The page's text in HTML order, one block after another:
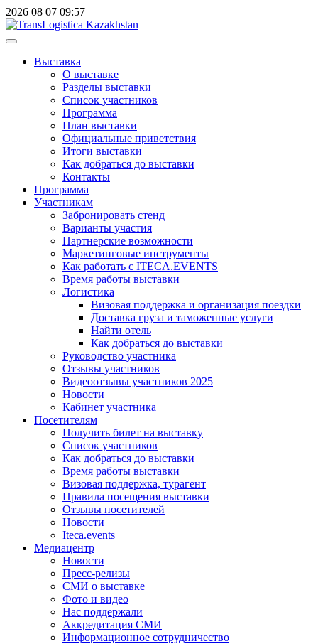
2026 08 07 09:57
Выставка
О выставке
Разделы выставки
Список участников
Программа
План выставки
Официальные приветствия
Итоги выставки
Как добраться до выставки
Контакты
Программа
Участникам
Забронировать стенд
Варианты участия
Партнерские возможности
Маркетинговые инструменты
Как работать с ITECA.EVENTS
Время работы выставки
Логистика
Визовая поддержка и организация поездки
Доставка груза и таможенные услуги
Найти отель
Как добраться до выставки
Руководство участника
Отзывы участников
Видеоотзывы участников 2025
Новости
Кабинет участника
Посетителям
Получить билет на выставку
Список участников
Как добраться до выставки
Время работы выставки
Визовая поддержка, турагент
Правила посещения выставки
Отзывы посетителей
Новости
Iteca.events
Медиацентр
Новости
Пресс-релизы
СМИ о выставке
Фото и видео
Нас поддержали
Аккредитация СМИ
Информационное сотрудничество